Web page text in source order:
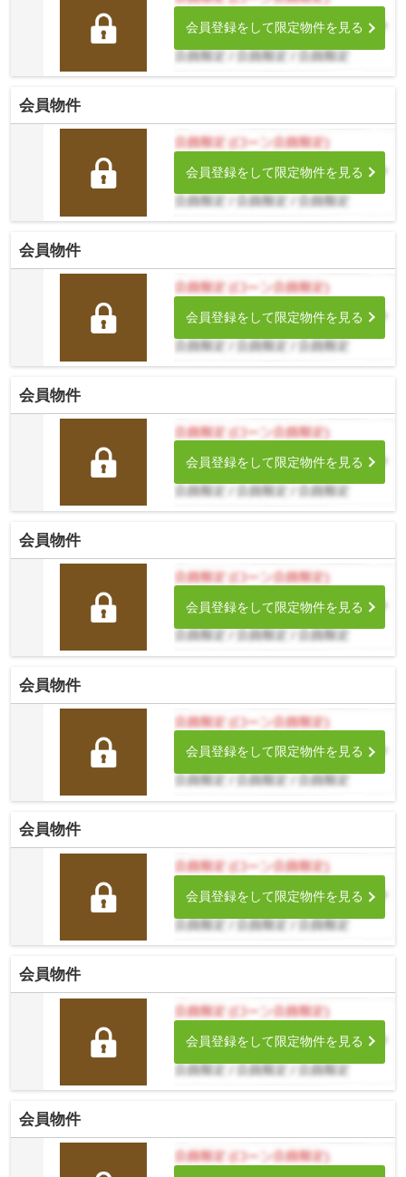
会員登録をして限定物件を見る
会員物件
会員登録をして限定物件を見る
会員物件
会員登録をして限定物件を見る
会員物件
会員登録をして限定物件を見る
会員物件
会員登録をして限定物件を見る
会員物件
会員登録をして限定物件を見る
会員物件
会員登録をして限定物件を見る
会員物件
会員登録をして限定物件を見る
会員物件